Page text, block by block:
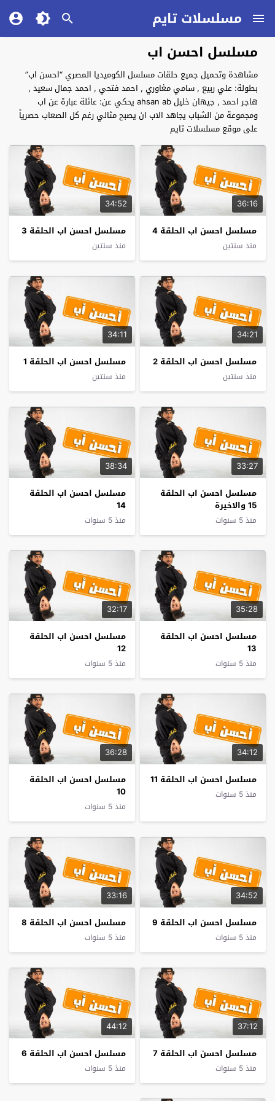
مسلسلات تايم
مسلسل احسن اب
مشاهدة وتحميل جميع حلقات مسلسل الكوميديا المصري “احسن اب”
بطولة: علي ربيع , سامي مغاوري , احمد فتحي , احمد جمال سعيد ,
هاجر احمد , جيهان خليل ahsan ab يحكي عن: عائلة عبارة عن اب
ومجموعة من الشباب يجاهد الاب ان يصبح مثالي رغم كل الصعاب حصرياً
على موقع مسلسلات تايم
36:16
مسلسل احسن اب الحلقة 4
منذ سنتين
34:52
مسلسل احسن اب الحلقة 3
منذ سنتين
34:21
مسلسل احسن اب الحلقة 2
منذ سنتين
34:11
مسلسل احسن اب الحلقة 1
منذ سنتين
33:27
مسلسل احسن اب الحلقة
15 والاخيرة
منذ 5 سنوات
38:34
مسلسل احسن اب الحلقة
14
منذ 5 سنوات
35:28
مسلسل احسن اب الحلقة
13
منذ 5 سنوات
32:17
مسلسل احسن اب الحلقة
12
منذ 5 سنوات
34:12
مسلسل احسن اب الحلقة 11
منذ 5 سنوات
36:28
مسلسل احسن اب الحلقة
10
منذ 5 سنوات
34:52
مسلسل احسن اب الحلقة 9
منذ 5 سنوات
33:16
مسلسل احسن اب الحلقة 8
منذ 5 سنوات
37:12
مسلسل احسن اب الحلقة 7
منذ 5 سنوات
44:12
مسلسل احسن اب الحلقة 6
منذ 5 سنوات